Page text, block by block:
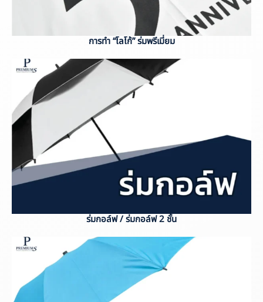
การทำ “โลโก้” ร่มพรีเมี่ยม
ร่มกอล์ฟ / ร่มกอล์ฟ 2 ชั้น